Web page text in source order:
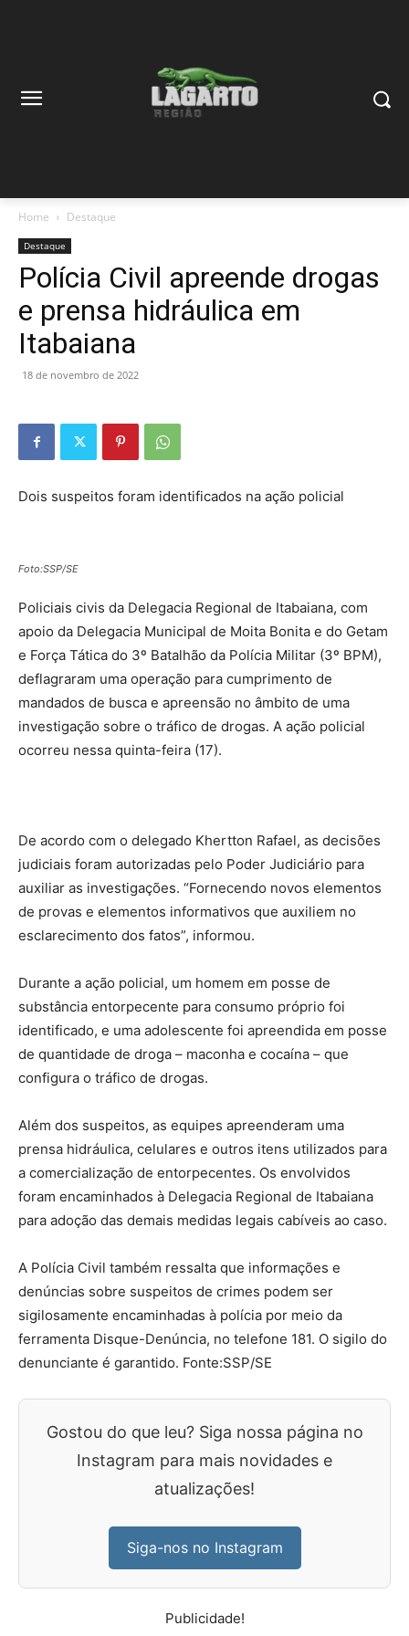
Home Destaque
Destaque
Polícia Civil apreende drogas
e prensa hidráulica em
Itabaiana
18 de novembro de 2022
Dois suspeitos foram identificados na ação policial
Foto:SSP/SE
Policiais civis da Delegacia Regional de Itabaiana, com
apoio da Delegacia Municipal de Moita Bonita e do Getam
e Força Tática do 3º Batalhão da Polícia Militar (3º BPM),
deflagraram uma operação para cumprimento de
mandados de busca e apreensão no âmbito de uma
investigação sobre o tráfico de drogas. A ação policial
ocorreu nessa quinta-feira (17).
De acordo com o delegado Khertton Rafael, as decisões
judiciais foram autorizadas pelo Poder Judiciário para
auxiliar as investigações. “Fornecendo novos elementos
de provas e elementos informativos que auxiliem no
esclarecimento dos fatos”, informou.
Durante a ação policial, um homem em posse de
substância entorpecente para consumo próprio foi
identificado, e uma adolescente foi apreendida em posse
de quantidade de droga – maconha e cocaína – que
configura o tráfico de drogas.
Além dos suspeitos, as equipes apreenderam uma
prensa hidráulica, celulares e outros itens utilizados para
a comercialização de entorpecentes. Os envolvidos
foram encaminhados à Delegacia Regional de Itabaiana
para adoção das demais medidas legais cabíveis ao caso.
A Polícia Civil também ressalta que informações e
denúncias sobre suspeitos de crimes podem ser
sigilosamente encaminhadas à polícia por meio da
ferramenta Disque-Denúncia, no telefone 181. O sigilo do
denunciante é garantido. Fonte:SSP/SE
Gostou do que leu? Siga nossa página no
Instagram para mais novidades e
atualizações!
Siga-nos no Instagram
Publicidade!